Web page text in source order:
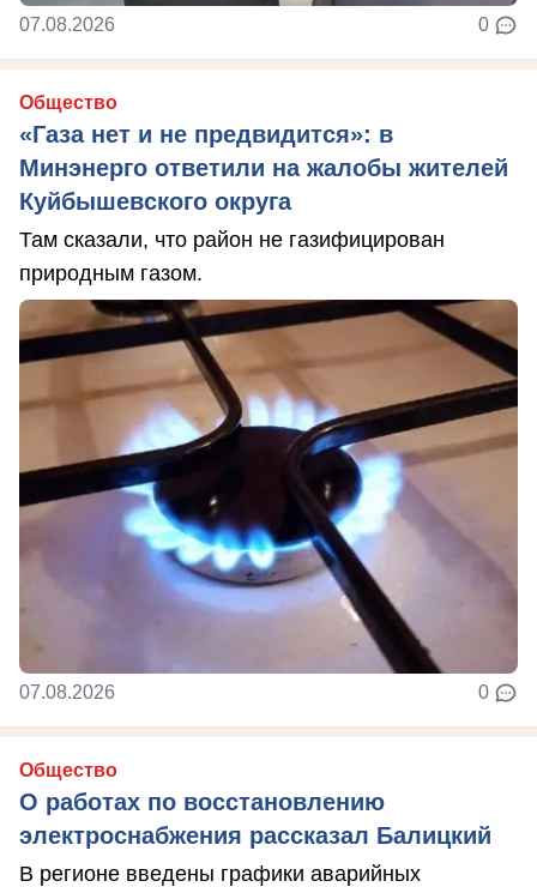
07.08.2026 0
Общество
«Газа нет и не предвидится»: в
Минэнерго ответили на жалобы жителей
Куйбышевского округа
Там сказали, что район не газифицирован
природным газом.
07.08.2026 0
Общество
О работах по восстановлению
электроснабжения рассказал Балицкий
В регионе введены графики аварийных